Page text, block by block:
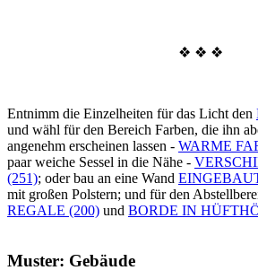
❖ ❖ ❖
Entnimm die Einzelheiten für das Licht den
und wähl für den Bereich Farben, die ihn
angenehm erscheinen lassen - WARME
paar weiche Sessel in die Nähe -
(251); oder bau an eine Wand
mit großen Polstern; und für den
REGALE (200) und BORDE IN
Muster: Gebäude